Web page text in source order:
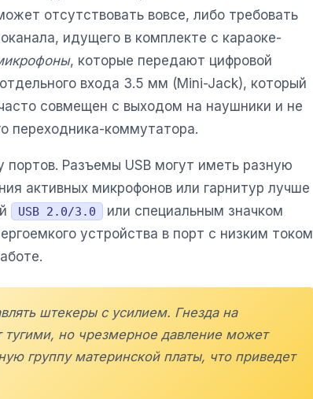
отсутствовать вовсе, либо требовать
идущего в комплекте с караоке-
, которые передают цифровой
входа 3.5 мм (Mini-Jack), который
совмещен с выходом на наушники и не
переходника-коммутатора.
Разъемы USB могут иметь разную
активных микрофонов или гарнитур лучше
USB 2.0/3.0
или специальным значком
устройства в порт с низким током
штекеры с усилием. Гнезда на
тугими, но чрезмерное давление может
группу материнской платы, что приведет